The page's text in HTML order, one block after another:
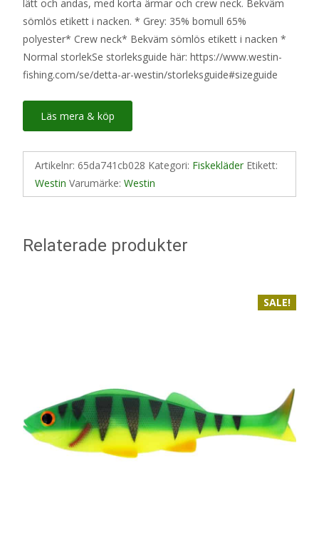
349 kr.299 kr.
lätt och andas, med korta ärmar och crew neck. Bekväm
sömlös etikett i nacken. * Grey: 35% bomull 65%
polyester* Crew neck* Bekväm sömlös etikett i nacken *
Normal storlekSe storleksguide här: https://www.westin-
fishing.com/se/detta-ar-westin/storleksguide#sizeguide
Läs mera & köp
Artikelnr: 65da741cb028 Kategori: Fiskekläder Etikett:
Westin Varumärke: Westin
Relaterade produkter
SALE!